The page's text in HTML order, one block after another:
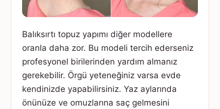
Balıksırtı topuz yapımı diğer modellere
oranla daha zor. Bu modeli tercih ederseniz
profesyonel birilerinden yardım almanız
gerekebilir. Örgü yeteneğiniz varsa evde
kendinizde yapabilirsiniz. Yaz aylarında
önünüze ve omuzlarına saç gelmesini